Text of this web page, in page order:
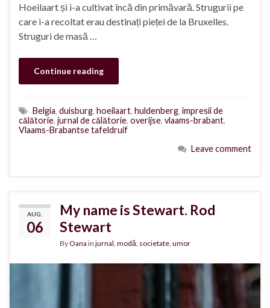
Hoeilaart și i-a cultivat încă din primăvară. Strugurii pe
care i-a recoltat erau destinați pieței de la Bruxelles.
Struguri de masă …
Continue reading
Belgia, duisburg, hoeilaart, huldenberg, impresii de
călătorie, jurnal de călătorie, overijse, vlaams-brabant,
Vlaams-Brabantse tafeldruif
Leave comment
AUG.
06
My name is Stewart. Rod
Stewart
ByOana in jurnal, modă, societate, umor